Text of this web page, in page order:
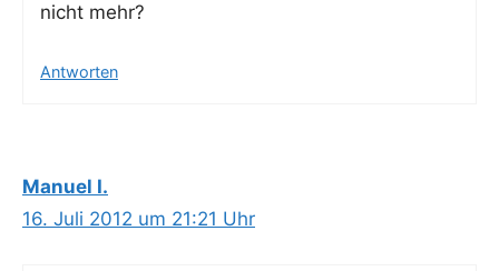
nicht mehr?
Antworten
Manuel I.
16. Juli 2012 um 21:21 Uhr